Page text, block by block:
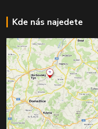
Kde nás najedete